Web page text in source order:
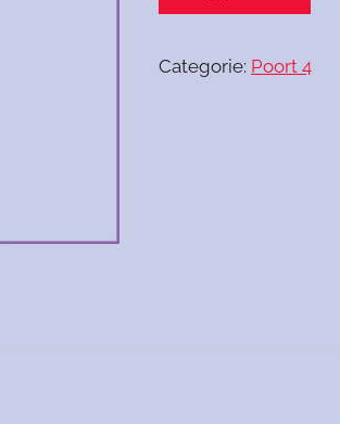
Categorie: Poort 4